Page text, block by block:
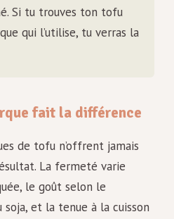
Si tu trouves ton tofu
qui l’utilise, tu verras la
fait la différence
de tofu n’offrent jamais
La fermeté varie
le goût selon le
soja, et la tenue à la cuisson